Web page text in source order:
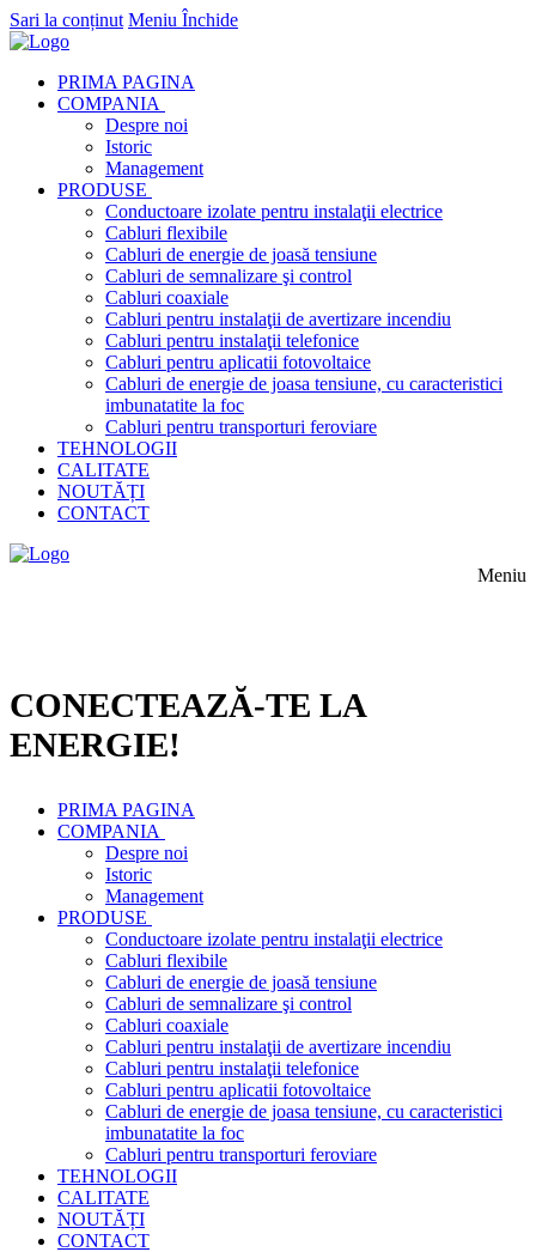
Sari la conținut Meniu Închide
PRIMA PAGINA
COMPANIA
Despre noi
Istoric
Management
PRODUSE
Conductoare izolate pentru instalaţii electrice
Cabluri flexibile
Cabluri de energie de joasă tensiune
Cabluri de semnalizare şi control
Cabluri coaxiale
Cabluri pentru instalaţii de avertizare incendiu
Cabluri pentru instalaţii telefonice
Cabluri pentru aplicatii fotovoltaice
Cabluri de energie de joasa tensiune, cu caracteristici
imbunatatite la foc
Cabluri pentru transporturi feroviare
TEHNOLOGII
CALITATE
NOUTĂȚI
CONTACT
Meniu
CONECTEAZĂ-TE LA
ENERGIE!
PRIMA PAGINA
COMPANIA
Despre noi
Istoric
Management
PRODUSE
Conductoare izolate pentru instalaţii electrice
Cabluri flexibile
Cabluri de energie de joasă tensiune
Cabluri de semnalizare şi control
Cabluri coaxiale
Cabluri pentru instalaţii de avertizare incendiu
Cabluri pentru instalaţii telefonice
Cabluri pentru aplicatii fotovoltaice
Cabluri de energie de joasa tensiune, cu caracteristici
imbunatatite la foc
Cabluri pentru transporturi feroviare
TEHNOLOGII
CALITATE
NOUTĂȚI
CONTACT